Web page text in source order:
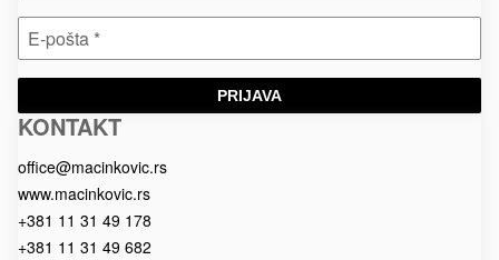
PRIJAVA
Macinkovic
Macinkovic
https://www.macinkovic.rs/wp-
KONTAKT
office@macinkovic.rs
www.macinkovic.rs
+381 11 31 49 178
+381 11 31 49 682